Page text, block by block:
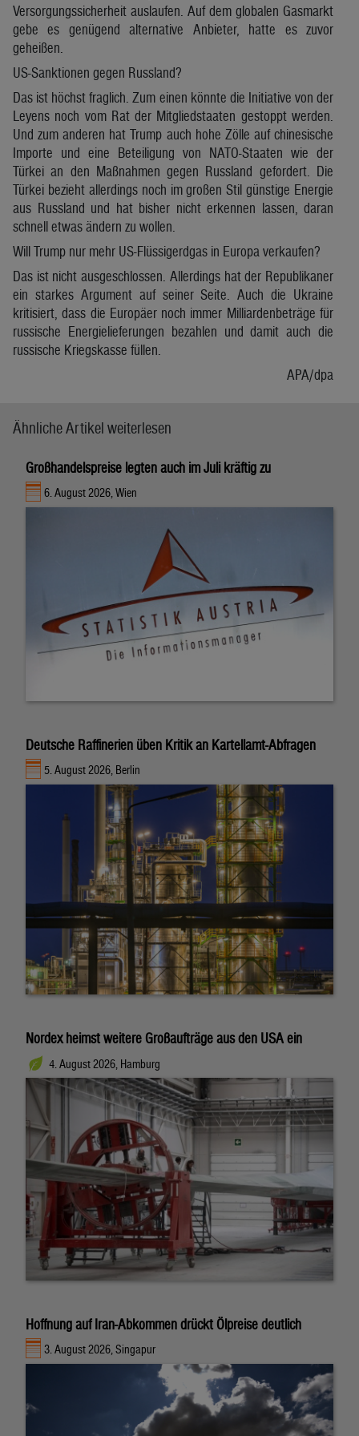
Versorgungssicherheit auslaufen. Auf dem globalen Gasmarkt
gebe es genügend alternative Anbieter, hatte es zuvor
geheißen.
US-Sanktionen gegen Russland?
Das ist höchst fraglich. Zum einen könnte die Initiative von der
Leyens noch vom Rat der Mitgliedstaaten gestoppt werden.
Und zum anderen hat Trump auch hohe Zölle auf chinesische
Importe und eine Beteiligung von NATO-Staaten wie der
Türkei an den Maßnahmen gegen Russland gefordert. Die
Türkei bezieht allerdings noch im großen Stil günstige Energie
aus Russland und hat bisher nicht erkennen lassen, daran
schnell etwas ändern zu wollen.
Will Trump nur mehr US-Flüssigerdgas in Europa verkaufen?
Das ist nicht ausgeschlossen. Allerdings hat der Republikaner
ein starkes Argument auf seiner Seite. Auch die Ukraine
kritisiert, dass die Europäer noch immer Milliardenbeträge für
russische Energielieferungen bezahlen und damit auch die
russische Kriegskasse füllen.
APA/dpa
Ähnliche Artikel weiterlesen
Großhandelspreise legten auch im Juli kräftig zu
6. August 2026, Wien
Deutsche Raffinerien üben Kritik an Kartellamt-Abfragen
5. August 2026, Berlin
Nordex heimst weitere Großaufträge aus den USA ein
4. August 2026, Hamburg
Hoffnung auf Iran-Abkommen drückt Ölpreise deutlich
3. August 2026, Singapur